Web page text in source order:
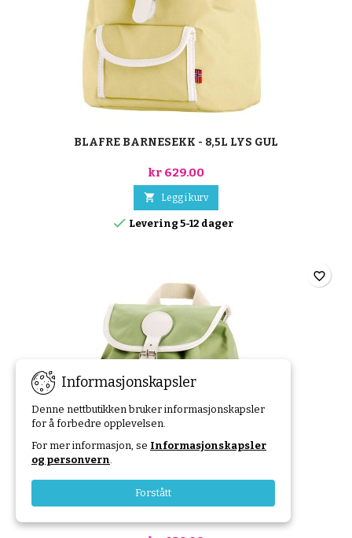
BLAFRE BARNESEKK - 8,5L LYS GUL
kr 629.00
 Legg i kurv
 Levering 5-12 dager
BLAFRE BARNESEKK - 8,5L LYS GRØNN
favorite_border
Informasjonskapsler
Denne nettbutikken bruker informasjonskapsler
for å forbedre opplevelsen.
For mer informasjon, se Informasjonskapsler
og personvern.
Forstått